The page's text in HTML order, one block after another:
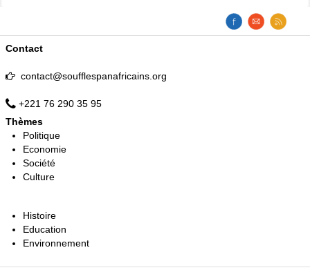
Contact
contact@soufflespanafricains.org
+221 76 290 35 95
Thèmes
Politique
Economie
Société
Culture
Histoire
Education
Environnement